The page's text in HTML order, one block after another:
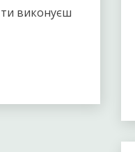
ти виконуєш